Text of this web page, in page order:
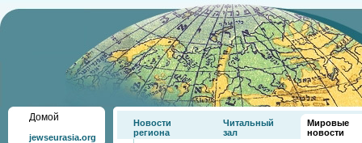
Домой
jewseurasia.org
Новости
региона
Читальный
зал
Мировые
новости